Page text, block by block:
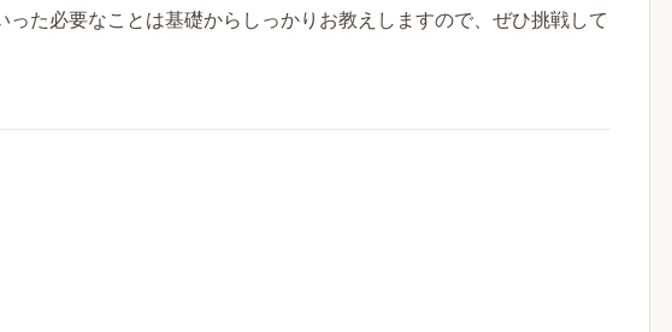
った必要なことは基礎からしっかりお教えしますので、ぜひ挑戦して